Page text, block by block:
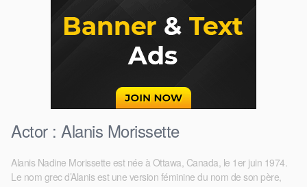
Actor : Alanis Morissette
Alanis Nadine Morissette est née à Ottawa, Canada, le 1er juin 1974.
Le nom grec d’Alanis est une version féminine du nom de son père,